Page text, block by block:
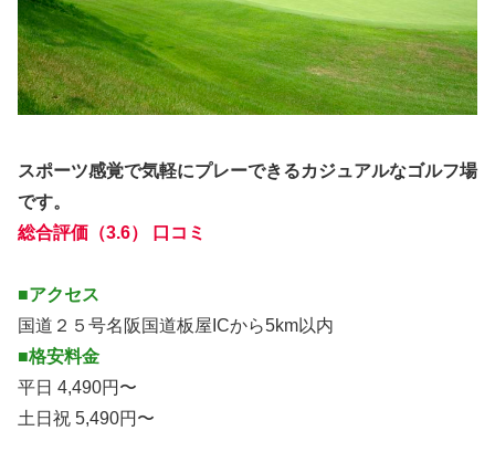
スポーツ感覚で気軽にプレーできるカジュアルなゴルフ場
です。
総合評価（3.6） 口コミ
■アクセス
国道２５号名阪国道板屋ICから5km以内
■格安料金
平日 4,490円〜
土日祝 5,490円〜